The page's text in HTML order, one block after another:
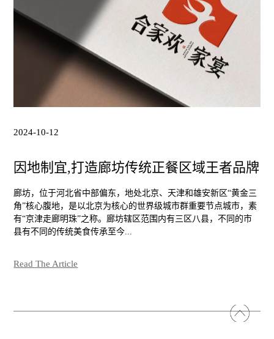
2024-10-12
因地制宜,打造廊坊传统正餐区域王者品牌
廊坊，位于河北省中部偏东，地处北京、天津和雄安新区“黄金三
角”核心腹地，是以北京为核心的世界级城市群重要节点城市，素
有“京津走廊明珠”之称。廊坊辖区范围内有三区八县，不同的市
县有不同的传统美食传承至今...
Read The Article